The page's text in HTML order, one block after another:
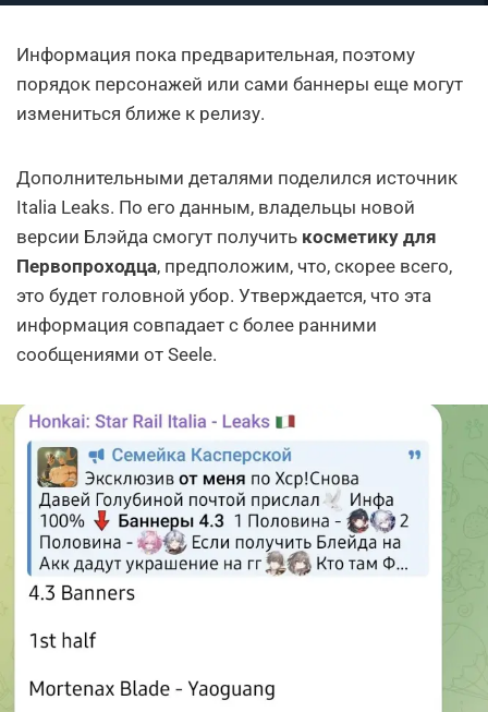
Информация пока предварительная, поэтому
порядок персонажей или сами баннеры еще могут
измениться ближе к релизу.
Дополнительными деталями поделился источник
Italia Leaks. По его данным, владельцы новой
версии Блэйда смогут получить косметику для
Первопроходца, предположим, что, скорее всего,
это будет головной убор. Утверждается, что эта
информация совпадает с более ранними
сообщениями от Seele.